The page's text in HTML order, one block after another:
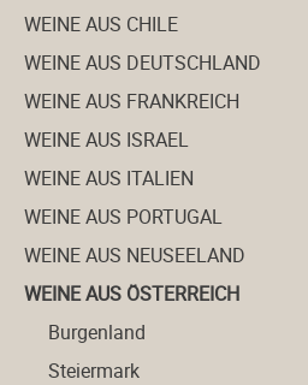
WEINE AUS CHILE
WEINE AUS DEUTSCHLAND
WEINE AUS FRANKREICH
WEINE AUS ISRAEL
WEINE AUS ITALIEN
WEINE AUS PORTUGAL
WEINE AUS NEUSEELAND
WEINE AUS ÖSTERREICH
Burgenland
Steiermark